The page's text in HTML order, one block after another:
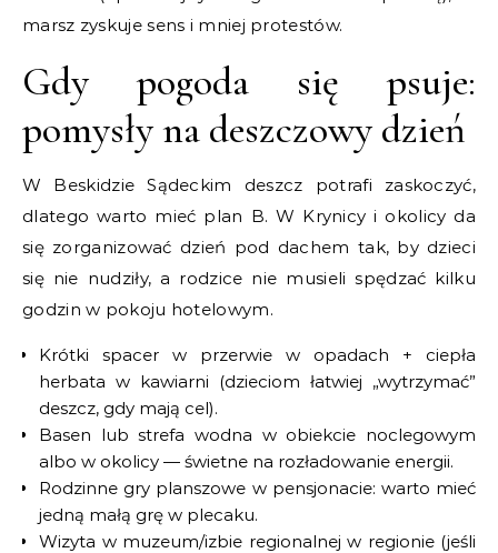
marsz zyskuje sens i mniej protestów.
Gdy pogoda się psuje:
pomysły na deszczowy dzień
W Beskidzie Sądeckim deszcz potrafi zaskoczyć,
dlatego warto mieć plan B. W Krynicy i okolicy da
się zorganizować dzień pod dachem tak, by dzieci
się nie nudziły, a rodzice nie musieli spędzać kilku
godzin w pokoju hotelowym.
Krótki spacer w przerwie w opadach + ciepła
herbata w kawiarni (dzieciom łatwiej „wytrzymać”
deszcz, gdy mają cel).
Basen lub strefa wodna w obiekcie noclegowym
albo w okolicy — świetne na rozładowanie energii.
Rodzinne gry planszowe w pensjonacie: warto mieć
jedną małą grę w plecaku.
Wizyta w muzeum/izbie regionalnej w regionie (jeśli